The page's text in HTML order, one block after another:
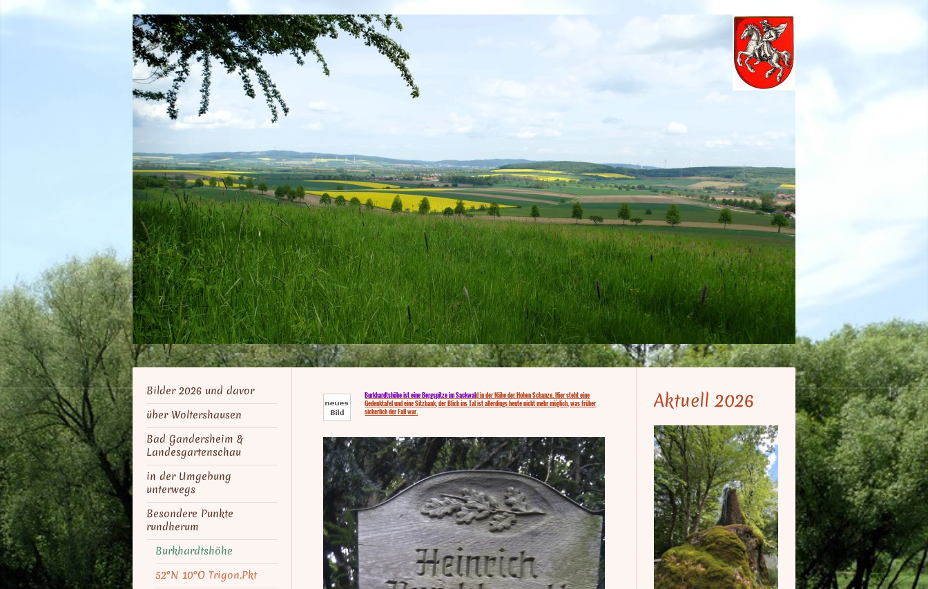
Bilder 2026 und davor
über Woltershausen
Bad Gandersheim &
Landesgartenschau
in der Umgebung
unterwegs
Besondere Punkte
rundherum
Burkhardtshöhe
52°N 10°O Trigon.Pkt
Burkhardtshöhe ist eine Bergspitze im Sackwald in der Nähe der Hohen Schanze. Hier steht eine
Gedenktafel und eine Sitzbank, der Blick ins Tal ist allerdings heute nicht mehr möglich, was früher
sicherlich der Fall war.
Aktuell 2026